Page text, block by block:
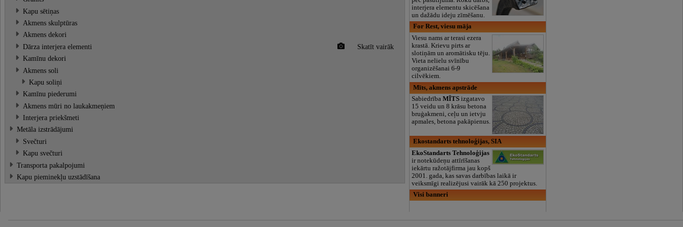
Kapu sētiņas
Akmens skulptūras
Akmens dekori
Dārza interjera elementi
Skatīt vairāk
Kamīnu dekori
Akmens soli
Kapu soliņi
Kamīnu piederumi
Akmens mūri no laukakmeņiem
Interjera priekšmeti
Metāla izstrādājumi
Svečturi
Kapu svečturi
Transporta pakalpojumi
Kapu pieminekļu uzstādīšana
interjera elementu skicēšana
un dažādu ideju zīmēšanu.
For Rest, viesu māja
Viesu nams ar terasi ezera
krastā. Krievu pirts ar
slotiņām un aromātisku tēju.
Vieta nelielu svīnību
organizēšanai 6-9
cilvēkiem.
Mīts, akmens apstrāde
SabiedrībaMĪTS izgatavo
15 veidu un 8 krāsu betona
bruģakmeni, ceļu un ietvju
apmales, betona pakāpienus.
Ekostandarts tehnoloģijas, SIA
EkoStandarts Tehnoloģijas
ir notekūdeņu attīrīšanas
iekārtu ražotājfirma jau kopš
2001. gada, kas savas darbības laikā ir
veiksmīgi realizējusi vairāk kā 250 projektus.
Visi banneri